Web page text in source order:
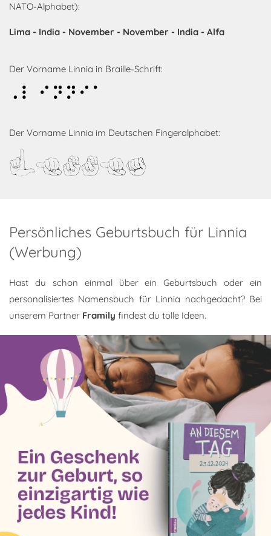
NATO-Alphabet):
Lima - India - November - November - India - Alfa
Der Vorname Linnia in Braille-Schrift:
Linnia
Der Vorname Linnia im Deutschen Fingeralphabet:
Linnia
Persönliches Geburtsbuch für Linnia
(Werbung)
Hast du schon einmal über ein Geburtsbuch oder ein
personalisiertes Namensbuch für Linnia nachgedacht? Bei
unserem Partner Framily findest du tolle Ideen.